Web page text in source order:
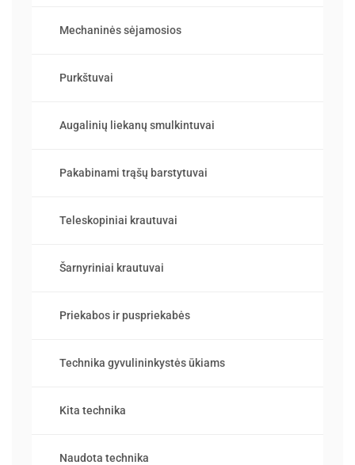
Mechaninės sėjamosios
Purkštuvai
Augalinių liekanų smulkintuvai
Pakabinami trąšų barstytuvai
Teleskopiniai krautuvai
Šarnyriniai krautuvai
Priekabos ir puspriekabės
Technika gyvulininkystės ūkiams
Kita technika
Naudota technika